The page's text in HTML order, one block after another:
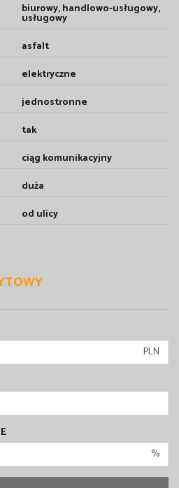
biurowy, handlowo-usługowy,
usługowy
asfalt
elektryczne
jednostronne
tak
ciąg komunikacyjny
duża
od ulicy
PLN
%